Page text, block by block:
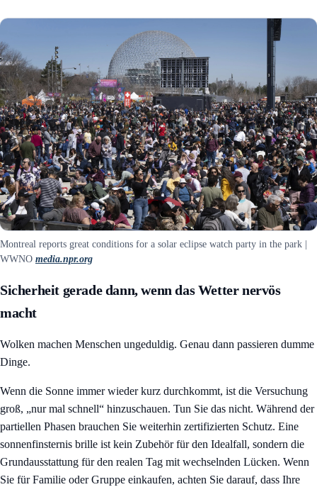
Montreal reports great conditions for a solar eclipse watch party in the park |
WWNO media.npr.org
Sicherheit gerade dann, wenn das Wetter nervös
macht
Wolken machen Menschen ungeduldig. Genau dann passieren dumme
Dinge.
Wenn die Sonne immer wieder kurz durchkommt, ist die Versuchung
groß, „nur mal schnell“ hinzuschauen. Tun Sie das nicht. Während der
partiellen Phasen brauchen Sie weiterhin zertifizierten Schutz. Eine
sonnenfinsternis brille ist kein Zubehör für den Idealfall, sondern die
Grundausstattung für den realen Tag mit wechselnden Lücken. Wenn
Sie für Familie oder Gruppe einkaufen, achten Sie darauf, dass Ihre